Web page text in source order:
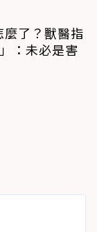
了？獸醫指
：未必是害